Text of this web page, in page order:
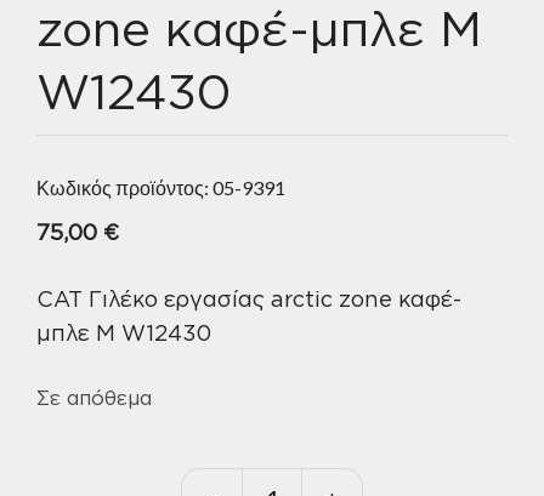
zone καφέ-μπλε M
W12430
Κωδικός προϊόντος: 05-9391
75,00 €
CAT Γιλέκο εργασίας arctic zone καφέ-
μπλε M W12430
Σε απόθεμα